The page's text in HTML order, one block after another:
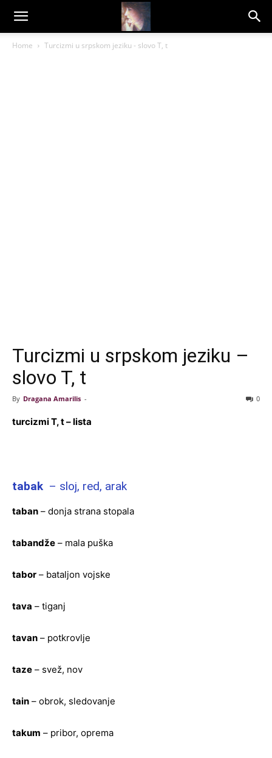
Dragana
Home Turcizmi u srpskom jeziku - slovo T, t
Turcizmi u srpskom jeziku –
slovo T, t
By Dragana Amarilis - 0
turcizmi T, t – lista
tabak – sloj, red, arak
taban – donja strana stopala
tabandže – mala puška
tabor – bataljon vojske
tava – tiganj
tavan – potkrovlje
taze – svež, nov
tain – obrok, sledovanje
takum – pribor, oprema